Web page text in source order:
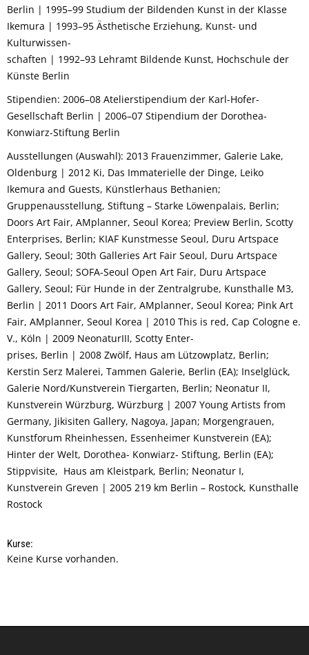
Berlin | 1995–99 Studium der Bildenden Kunst in der Klasse
Ikemura | 1993–95 Ästhetische Erziehung, Kunst- und
Kulturwissen-
schaften | 1992–93 Lehramt Bildende Kunst, Hochschule der
Künste Berlin
Stipendien: 2006–08 Atelierstipendium der Karl-Hofer-
Gesellschaft Berlin | 2006–07 Stipendium der Dorothea-
Konwiarz-Stiftung Berlin
Ausstellungen (Auswahl): 2013 Frauenzimmer, Galerie Lake,
Oldenburg | 2012 Ki, Das Immaterielle der Dinge, Leiko
Ikemura and Guests, Künstlerhaus Bethanien;
Gruppenausstellung, Stiftung – Starke Löwenpalais, Berlin;
Doors Art Fair, AMplanner, Seoul Korea; Preview Berlin, Scotty
Enterprises, Berlin; KIAF Kunstmesse Seoul, Duru Artspace
Gallery, Seoul; 30th Galleries Art Fair Seoul, Duru Artspace
Gallery, Seoul; SOFA-Seoul Open Art Fair, Duru Artspace
Gallery, Seoul; Für Hunde in der Zentralgrube, Kunsthalle M3,
Berlin | 2011 Doors Art Fair, AMplanner, Seoul Korea; Pink Art
Fair, AMplanner, Seoul Korea | 2010 This is red, Cap Cologne e.
V., Köln | 2009 NeonaturIII, Scotty Enter-
prises, Berlin | 2008 Zwölf, Haus am Lützowplatz, Berlin;
Kerstin Serz Malerei, Tammen Galerie, Berlin (EA); Inselglück,
Galerie Nord/Kunstverein Tiergarten, Berlin; Neonatur II,
Kunstverein Würzburg, Würzburg | 2007 Young Artists from
Germany, Jikisiten Gallery, Nagoya, Japan; Morgengrauen,
Kunstforum Rheinhessen, Essenheimer Kunstverein (EA);
Hinter der Welt, Dorothea- Konwiarz- Stiftung, Berlin (EA);
Stippvisite, Haus am Kleistpark, Berlin; Neonatur I,
Kunstverein Greven | 2005 219 km Berlin – Rostock, Kunsthalle
Rostock
Kurse:
Keine Kurse vorhanden.